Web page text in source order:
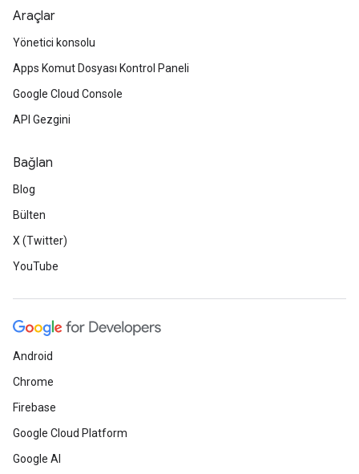
Araçlar
Yönetici konsolu
Apps Komut Dosyası Kontrol Paneli
Google Cloud Console
API Gezgini
Bağlan
Blog
Bülten
X (Twitter)
YouTube
Android
Chrome
Firebase
Google Cloud Platform
Google AI